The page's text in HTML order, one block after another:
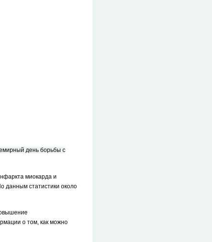
день борьбы с
миокарда и
данным статистики около
о том, как можно